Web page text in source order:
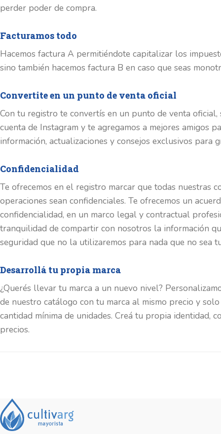
perder poder de compra.
Facturamos todo
Hacemos factura A permitiéndote capitalizar los
sino también hacemos factura B en caso que seas
Convertite en un punto de venta oficial
Con tu registro te convertís en un punto de venta oficial,
cuenta de Instagram y te agregamos a mejores amigos
información, actualizaciones y consejos exclusivos para
Confidencialidad
Te ofrecemos en el registro marcar que todas nuestras
operaciones sean confidenciales. Te ofrecemos un
confidencialidad, en un marco legal y contractual
tranquilidad de compartir con nosotros la información
seguridad que no la utilizaremos para nada que no sea
Desarrollá tu propia marca
¿Querés llevar tu marca a un nuevo nivel?
de nuestro catálogo con tu marca al mismo precio y
cantidad mínima de unidades. Creá tu propia identidad,
precios.